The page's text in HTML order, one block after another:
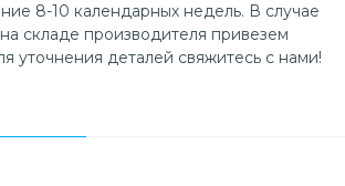
8-10 календарных недель. В случае
складе производителя привезем
уточнения деталей свяжитесь с нами!